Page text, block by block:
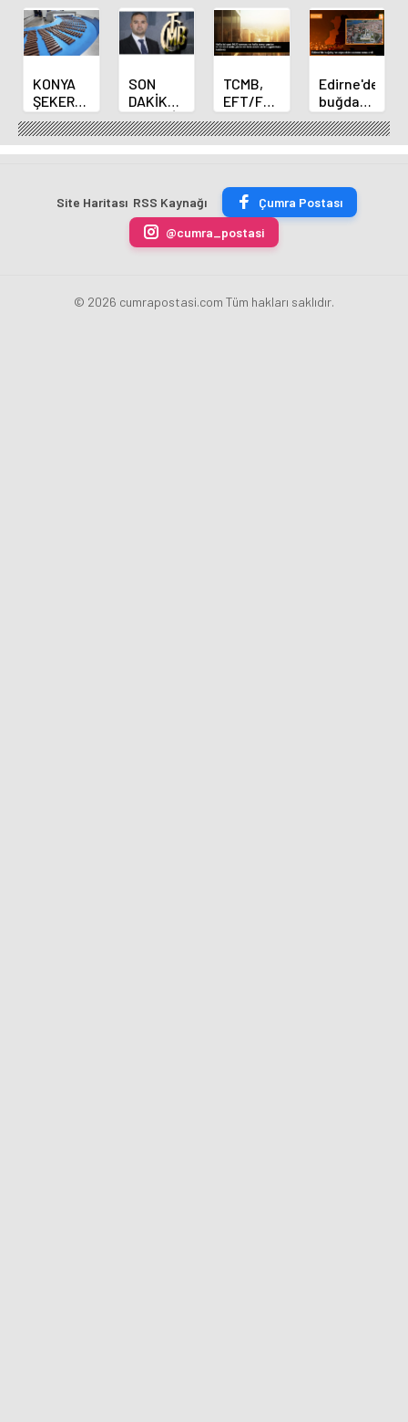
KONYA
ŞEKER
YILLIK 7
BİN 500
TON
ÜRETİLECEK
SON
DAKİKA
HABERİ:
Yeni
Merkez
Fatih
Karahan
oldu
TCMB,
EFT/FAST
işlemleri
için
fazla
uygulamasını
kaldırdı
Edirne'de
buğday
ve arpa
ekim
sezonu
erdi
Site Haritası RSS Kaynağı
Çumra Postası
@cumra_postasi
© 2026 cumrapostasi.com Tüm hakları saklıdır.